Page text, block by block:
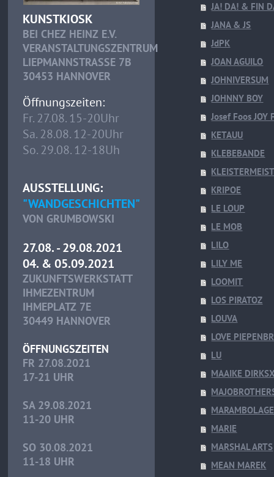
KUNSTKIOSK
BEI CHEZ HEINZ E.V.
VERANSTALTUNGSZENTRUM
LIEPMANNSTRASSE 7B
30453 HANNOVER
Öffnungszeiten:
Fr. 27.08. 15-20Uhr
Sa. 28.08. 12-20Uhr
So. 29.08. 12-18Uh
AUSSTELLUNG:
"WANDGESCHICHTEN"
VON GRUMBOWSKI
27.08. - 29.08.2021
04. & 05.09.2021
ZUKUNFTSWERKSTATT
IHMEZENTRUM
IHMEPLATZ 7E
30449 HANNOVER
ÖFFNUNGSZEITEN
FR 27.08.2021
17-21 UHR
SA 29.08.2021
11-20 UHR
SO 30.08.2021
11-18 UHR
JA! DA! & FIN
JANA & JS
JdPK
JOAN AGUILO
JOHNIVERSUM
JOHNNY BOY
Josef Foos JOY
KETAUU
KLEBEBANDE
KRIPOE
LE LOUP
LE MOB
LILO
LILY ME
LOOMIT
LOS PIRATOZ
LOUVA
LOVE
LU
MAAIKE
MARAMBOLAGE
MARIE
MARSHAL ARTS
MEAN MAREK